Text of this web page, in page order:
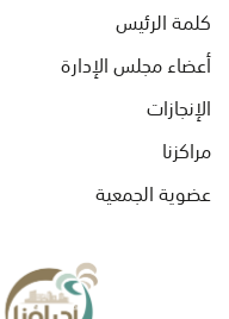
كلمة الرئيس
أعضاء مجلس الإدارة
الإنجازات
مراكزنا
عضوية الجمعية